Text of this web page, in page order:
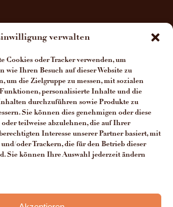
verwalten
Cookies oder Tracker verwenden, um
wie Ihren Besuch auf dieser Website zu
um die Zielgruppe zu messen, mit sozialen
personalisierte Inhalte und die
durchzuführen sowie Produkte zu
Sie können dies genehmigen oder diese
teilweise abzulehnen, die auf Ihrer
Interesse unserer Partner basiert, mit
oder Trackern, die für den Betrieb dieser
Sie können Ihre Auswahl jederzeit ändern
Mère
8h à 12h30 et de 13h30 à 17h